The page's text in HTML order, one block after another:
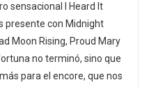
sensacional I Heard It
presente con Midnight
Moon Rising, Proud Mary
no terminó, sino que
para el encore, que nos